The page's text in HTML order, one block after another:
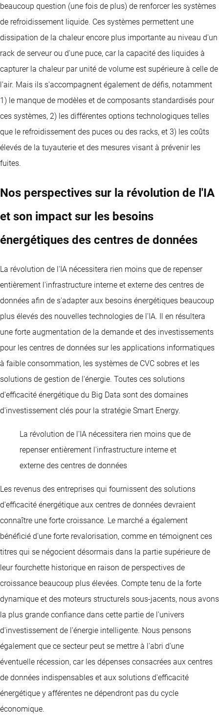
beaucoup question (une fois de plus) de renforcer les systèmes
de refroidissement liquide. Ces systèmes permettent une
dissipation de la chaleur encore plus importante au niveau d'un
rack de serveur ou d'une puce, car la capacité des liquides à
capturer la chaleur par unité de volume est supérieure à celle de
l'air. Mais ils s'accompagnent également de défis, notamment
1) le manque de modèles et de composants standardisés pour
ces systèmes, 2) les différentes options technologiques telles
que le refroidissement des puces ou des racks, et 3) les coûts
élevés de la tuyauterie et des mesures visant à prévenir les
fuites.
Nos perspectives sur la révolution de l'IA
et son impact sur les besoins
énergétiques des centres de données
La révolution de l'IA nécessitera rien moins que de repenser
entièrement l'infrastructure interne et externe des centres de
données afin de s'adapter aux besoins énergétiques beaucoup
plus élevés des nouvelles technologies de l'IA. Il en résultera
une forte augmentation de la demande et des investissements
pour les centres de données sur les applications informatiques
à faible consommation, les systèmes de CVC sobres et les
solutions de gestion de l'énergie. Toutes ces solutions
d'efficacité énergétique du Big Data sont des domaines
d'investissement clés pour la stratégie Smart Energy.
La révolution de l'IA nécessitera rien moins que de
repenser entièrement l'infrastructure interne et
externe des centres de données
Les revenus des entreprises qui fournissent des solutions
d'efficacité énergétique aux centres de données devraient
connaître une forte croissance. Le marché a également
bénéficié d'une forte revalorisation, comme en témoignent ces
titres qui se négocient désormais dans la partie supérieure de
leur fourchette historique en raison de perspectives de
croissance beaucoup plus élevées. Compte tenu de la forte
dynamique et des moteurs structurels sous-jacents, nous avons
la plus grande confiance dans cette partie de l'univers
d'investissement de l'énergie intelligente. Nous pensons
également que ce secteur peut se mettre à l'abri d'une
éventuelle récession, car les dépenses consacrées aux centres
de données indispensables et aux solutions d'efficacité
énergétique y afférentes ne dépendront pas du cycle
économique.